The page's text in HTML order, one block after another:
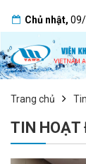
Chủ nhật,
Trang chủ
TIN HOẠT